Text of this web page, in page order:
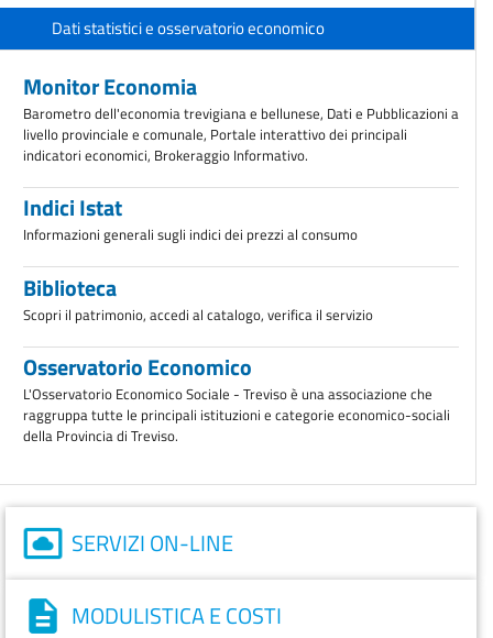
Dati statistici e osservatorio economico
Monitor Economia
Barometro dell'economia trevigiana e bellunese, Dati e Pubblicazioni a
livello provinciale e comunale, Portale interattivo dei principali
indicatori economici, Brokeraggio Informativo.
Indici Istat
Informazioni generali sugli indici dei prezzi al consumo
Biblioteca
Scopri il patrimonio, accedi al catalogo, verifica il servizio
Osservatorio Economico
L'Osservatorio Economico Sociale - Treviso è una associazione che
raggruppa tutte le principali istituzioni e categorie economico-sociali
della Provincia di Treviso.
SERVIZI ON-LINE
MODULISTICA E COSTI